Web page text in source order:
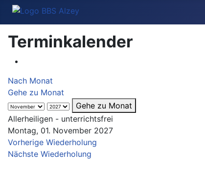
Terminkalender
Nach Monat
Gehe zu Monat
Gehe zu Monat
Allerheiligen - unterrichtsfrei
Montag, 01. November 2027
Vorherige Wiederholung
Nächste Wiederholung